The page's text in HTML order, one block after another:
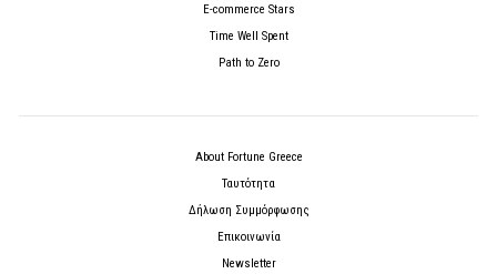
E-commerce Stars
Time Well Spent
Path to Zero
About Fortune Greece
Ταυτότητα
Δήλωση Συμμόρφωσης
Επικοινωνία
Newsletter